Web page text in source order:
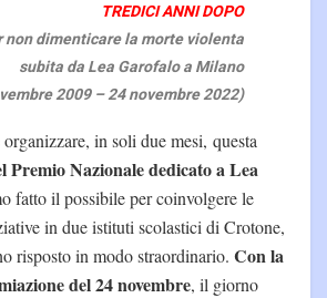
TREDICI ANNI DOPO
non dimenticare la morte violenta
subita da Lea Garofalo a Milano
2009 – 24 novembre 2022)
in soli due mesi, questa
Premio Nazionale dedicato a Lea
fatto il possibile per coinvolgere le
in due istituti scolastici di Crotone,
risposto in modo straordinario. Con la
del 24 novembre, il giorno